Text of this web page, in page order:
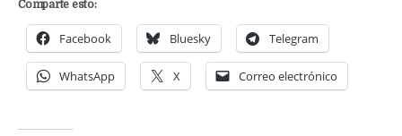
Comparte esto:
Facebook Bluesky Telegram
WhatsApp X Correo electrónico